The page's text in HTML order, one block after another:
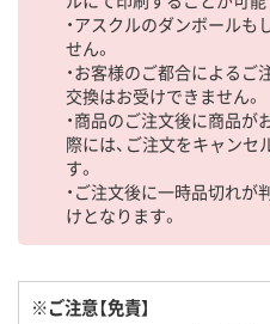
・アスクルのダンボール
せん。
・お客様のご都合によるご
交換はお受けできません。
・商品のご注文後に商品
際には、ご注文をキャン
す。
・ご注文後に一時品切れが
けとなります。
※ご注意【免責】